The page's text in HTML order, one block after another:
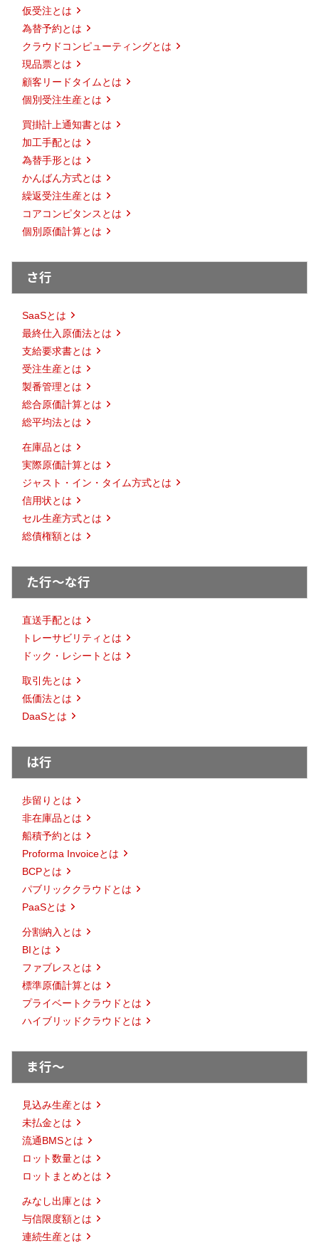
仮受注とは
為替予約とは
クラウドコンピューティングとは
現品票とは
顧客リードタイムとは
個別受注生産とは
買掛計上通知書とは
加工手配とは
為替手形とは
かんばん方式とは
繰返受注生産とは
コアコンピタンスとは
個別原価計算とは
さ行
SaaSとは
最終仕入原価法とは
支給要求書とは
受注生産とは
製番管理とは
総合原価計算とは
総平均法とは
在庫品とは
実際原価計算とは
ジャスト・イン・タイム方式とは
信用状とは
セル生産方式とは
総債権額とは
た行～な行
直送手配とは
トレーサビリティとは
ドック・レシートとは
取引先とは
低価法とは
DaaSとは
は行
歩留りとは
非在庫品とは
船積予約とは
Proforma Invoiceとは
BCPとは
パブリッククラウドとは
PaaSとは
分割納入とは
BIとは
ファブレスとは
標準原価計算とは
プライベートクラウドとは
ハイブリッドクラウドとは
ま行～
見込み生産とは
未払金とは
流通BMSとは
ロット数量とは
ロットまとめとは
みなし出庫とは
与信限度額とは
連続生産とは